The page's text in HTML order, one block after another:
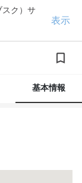
スク）サ
表示
基本情報